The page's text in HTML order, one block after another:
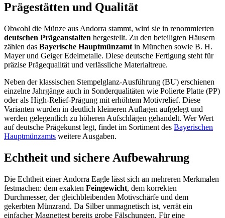
Prägestätten und Qualität
Obwohl die Münze aus Andorra stammt, wird sie in renommierten
deutschen Prägeanstalten hergestellt. Zu den beteiligten Häusern
zählen das Bayerische Hauptmünzamt in München sowie B. H.
Mayer und Geiger Edelmetalle. Diese deutsche Fertigung steht für
präzise Prägequalität und verlässliche Materialtreue.
Neben der klassischen Stempelglanz-Ausführung (BU) erschienen
einzelne Jahrgänge auch in Sonderqualitäten wie Polierte Platte (PP)
oder als High-Relief-Prägung mit erhöhtem Motivrelief. Diese
Varianten wurden in deutlich kleineren Auflagen aufgelegt und
werden gelegentlich zu höheren Aufschlägen gehandelt. Wer Wert
auf deutsche Prägekunst legt, findet im Sortiment des Bayerischen
Hauptmünzamts weitere Ausgaben.
Echtheit und sichere Aufbewahrung
Die Echtheit einer Andorra Eagle lässt sich an mehreren Merkmalen
festmachen: dem exakten Feingewicht, dem korrekten
Durchmesser, der gleichbleibenden Motivschärfe und dem
gekerbten Münzrand. Da Silber unmagnetisch ist, verrät ein
einfacher Magnettest bereits grobe Fälschungen. Für eine